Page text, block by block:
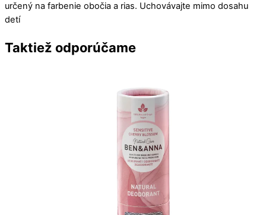
určený na farbenie obočia a rias. Uchovávajte mimo dosahu
detí
Taktiež odporúčame